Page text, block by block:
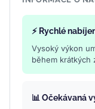
⚡ Rychlé
Vysoký výkon
během krátkých
📊 Očekávaná